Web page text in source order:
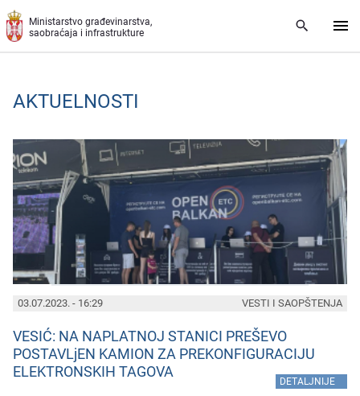
Preskoči na glavni deo sadržaja
Ministarstvo građevinarstva,
saobraćaja i infrastrukture
AKTUELNOSTI
03.07.2023. - 16:29
VESIĆ: NA NAPLATNOJ STANICI PREŠEVO
POSTAVLjEN KAMION ZA PREKONFIGURACIJU
ELEKTRONSKIH TAGOVA
DETALJNIJE
VESTI I SAOPŠTENJA
PAGES